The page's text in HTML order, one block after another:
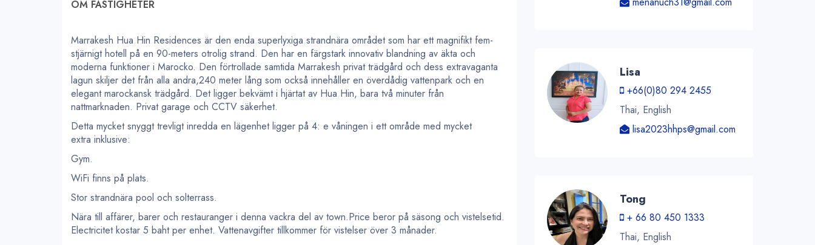
OM FASTIGHETER
Marrakesh Hua Hin Residences är den enda superlyxiga strandnära området som har ett magnifikt fem-
stjärnigt hotell på en 90-meters otrolig strand. Den har en färgstark innovativ blandning av äkta och
moderna funktioner i Marocko. Den förtrollade samtida Marrakesh privat trädgård och dess extravaganta
lagun skiljer det från alla andra,240 meter lång som också innehåller en överdådig vattenpark och en
elegant marockansk trädgård. Det ligger bekvämt i hjärtat av Hua Hin, bara två minuter från
nattmarknaden. Privat garage och CCTV säkerhet.
Detta mycket snyggt trevligt inredda en lägenhet ligger på 4: e våningen i ett område med mycket
extra inklusive:
Gym.
WiFi finns på plats.
Stor strandnära pool och solterrass.
Nära till affärer, barer och restauranger i denna vackra del av town.Price beror på säsong och vistelsetid.
Electricitet kostar 5 baht per enhet. Vattenavgifter tillkommer för vistelser över 3 månader.
Lisa
+66(0)80 294 2455
Thai, English
lisa2023hhps@gmail.com
Tong
+ 66 80 450 1333
Thai, English